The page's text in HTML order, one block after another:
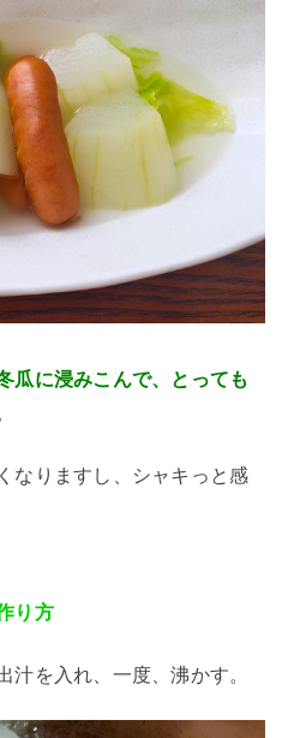
瓜に浸みこんで、とっても
なりますし、
シャキっと感
り方
汁を入れ、一度、沸かす。